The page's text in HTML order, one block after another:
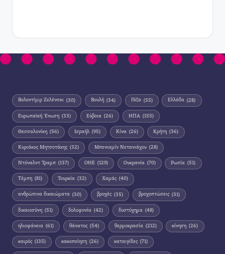
Βολοντίμιρ Ζελένσκι (30) Βουλή (34) Γάζα (55) Ελλάδα (28)
Ευρωπαϊκή Ένωση (33) Εύβοια (26) ΗΠΑ (155)
Θεσσαλονίκη (56) Ισραήλ (95) Κίνα (26) Κρήτη (36)
Κυριάκος Μητσοτάκης (32) Μπενιαμίν Νετανιάχου (28)
Ντόναλντ Τραμπ (137) ΟΗΕ (129) Ουκρανία (70) Ρωσία (51)
Τέμπη (81) Τουρκία (32) Χαμάς (40)
ανθρώπινα δικαιώματα (30) βροχές (35) βροχοπτώσεις (31)
δικαιοσύνη (51) δολοφονία (42) δυστύχημα (48)
ηλιοφάνεια (61) θάνατος (54) θερμοκρασία (212) κίνηση (26)
καιρός (135) κακοποίηση (26) καταιγίδες (71)